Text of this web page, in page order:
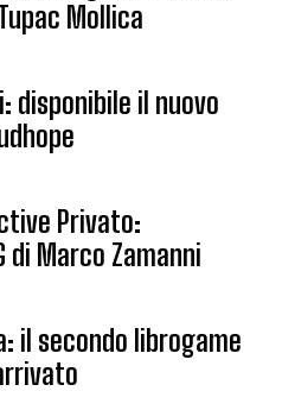
Mollica
disponibile il nuovo
Privato:
di Marco Zamanni
il secondo librogame